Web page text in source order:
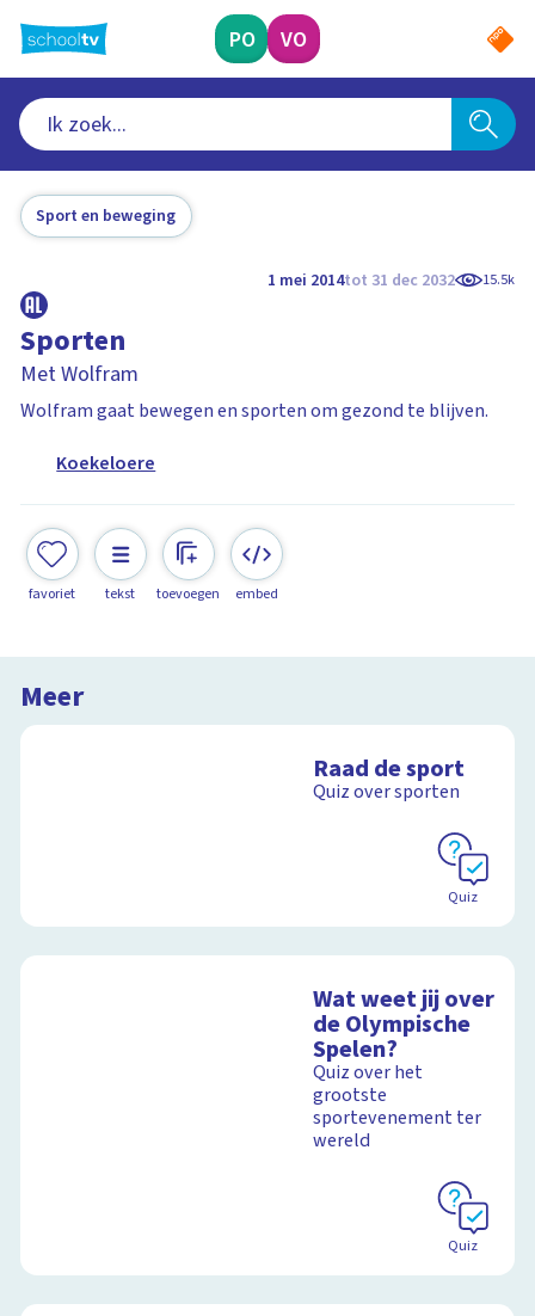
naar
hoofdinhoud
PO VO
Sport en beweging
1 mei 2014tot 31 dec 2032 15.5k
Sporten
Met Wolfram
Wolfram gaat bewegen en sporten om gezond te blijven.
Koekeloere
favoriet tekst toevoegen embed
Meer
Raad de sport
Quiz over sporten
Quiz
Wat weet jij over
de Olympische
Spelen?
Quiz over het
grootste
sportevenement ter
wereld
Quiz